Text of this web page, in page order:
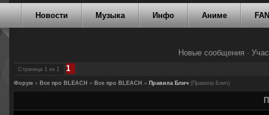
Новости Музыка Инфо Аниме
Новые сообщения ·
Страница 1 из 1 1
Форум » Все про BLEACH » Все про BLEACH » Правила Блич (Правила Блич)